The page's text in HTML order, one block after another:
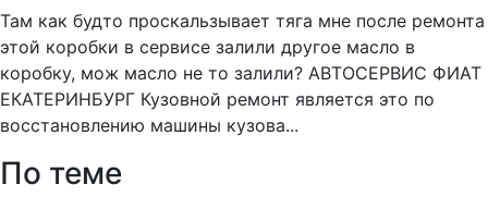
Там как будто проскальзывает тяга мне после ремонта
этой коробки в сервисе залили другое масло в
коробку, мож масло не то залили? АВТОСЕРВИС ФИАТ
ЕКАТЕРИНБУРГ Кузовной ремонт является это по
восстановлению машины кузова...
По теме